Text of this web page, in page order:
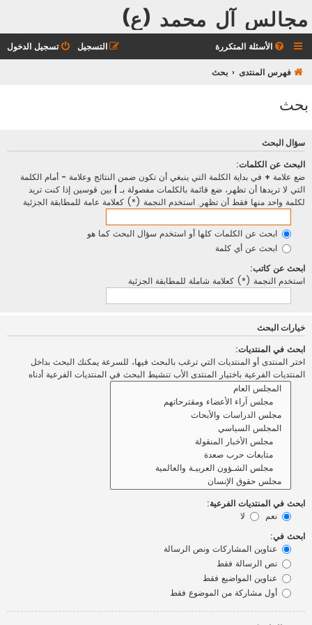
مجالس آل محمد (ع)
الأسئلة المتكررة تسجيل الدخول التسجيل
فهرس المنتدى بحث
بحث
سؤال البحث
البحث عن الكلمات:
ضع علامة + في بداية الكلمة التي ينبغي أن تكون ضمن النتائج وعلامة - أمام الكلمة
التي لا تريدها أن تظهر، ضع قائمة بالكلمات مفصولة بـ
بين قوسين إذا كنت تريد
لكلمة واحد منها فقط أن تظهر. استخدم النجمة (*) كعلامة عامة للمطابقة الجزئية
ابحث عن الكلمات كلها أو استخدم سؤال البحث كما هو
ابحث عن أي كلمة
ابحث عن كاتب:
استخدم النجمة (*) كعلامة شاملة للمطابقة الجزئية
خيارات البحث
ابحث في المنتديات:
اختر المنتدى أو المنتديات التي ترغب بالبحث فيها، للسرعة يمكنك البحث بداخل
المنتديات الفرعية باختيار المنتدى الأب تنشيط البحث في المنتديات الفرعية أدناه
ابحث في المنتديات الفرعية:
نعم
لا
ابحث في:
عناوين المشاركات ونص الرسالة
نص الرسالة فقط
عناوين المواضيع فقط
أول مشاركة من الموضوع فقط